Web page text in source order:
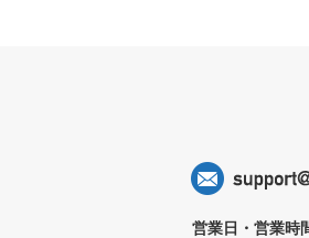
営業日・営業時